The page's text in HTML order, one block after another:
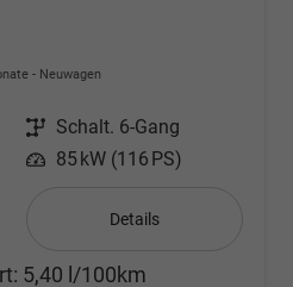
Neuwagen
Getriebe Schalt. 6-Gang
Leistung 85 kW (116 PS)
Details
5,40 l/100km